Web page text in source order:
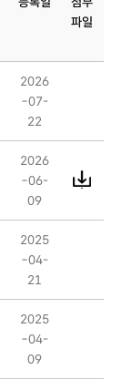
파일
2026
-07-
22
2026
-06-
09
2025
-04-
21
2025
-04-
09